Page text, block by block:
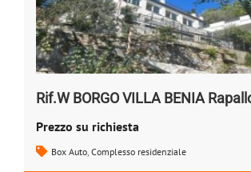
Prezzo su richiesta
Box Auto Complesso residenziale